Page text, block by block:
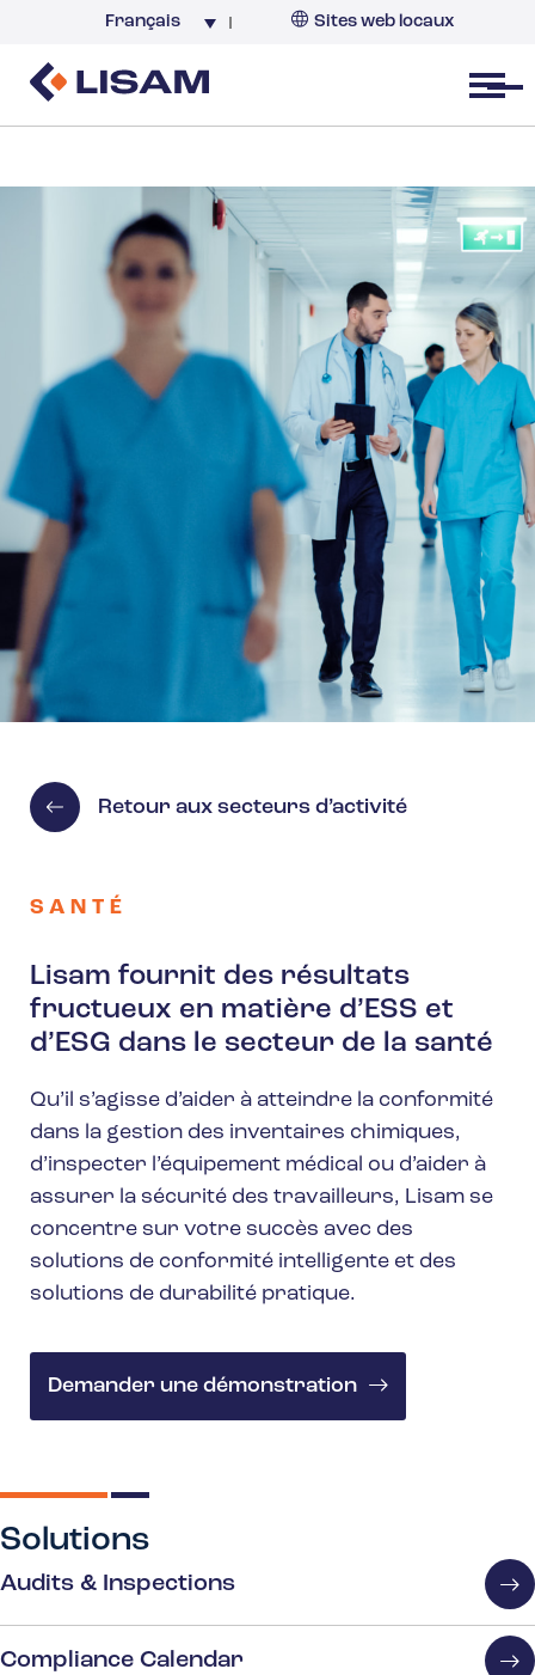
Français Sites web locaux
Open menu
Retour aux secteurs d’activité
SANTÉ
Lisam fournit des résultats
fructueux en matière d’ESS et
d’ESG dans le secteur de la santé
Qu’il s’agisse d’aider à atteindre la conformité
dans la gestion des inventaires chimiques,
d’inspecter l’équipement médical ou d’aider à
assurer la sécurité des travailleurs, Lisam se
concentre sur votre succès avec des
solutions de conformité intelligente et des
solutions de durabilité pratique.
Demander une démonstration
Solutions
Audits & Inspections
Compliance Calendar